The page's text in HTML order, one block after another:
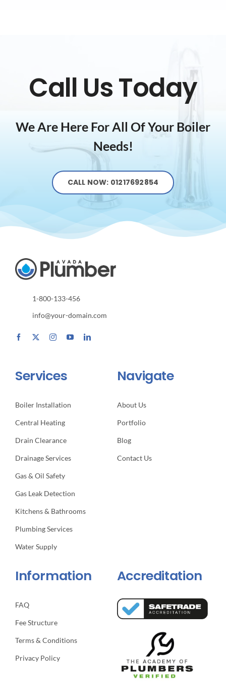
Call Us Today
We Are Here For All Of Your Boiler
Needs!
CALL NOW: 01217692854
1-800-133-456
info@your-domain.com
Services
Boiler Installation
Central Heating
Drain Clearance
Drainage Services
Gas & Oil Safety
Gas Leak Detection
Kitchens & Bathrooms
Plumbing Services
Water Supply
Navigate
About Us
Portfolio
Blog
Contact Us
Information
FAQ
Fee Structure
Terms & Conditions
Privacy Policy
Accreditation